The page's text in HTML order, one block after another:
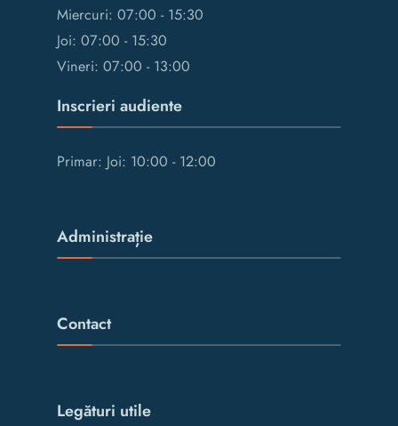
Miercuri: 07:00 - 15:30
Joi: 07:00 - 15:30
Vineri: 07:00 - 13:00
Inscrieri audiente
Primar: Joi: 10:00 - 12:00
Administrație
Contact
Legături utile